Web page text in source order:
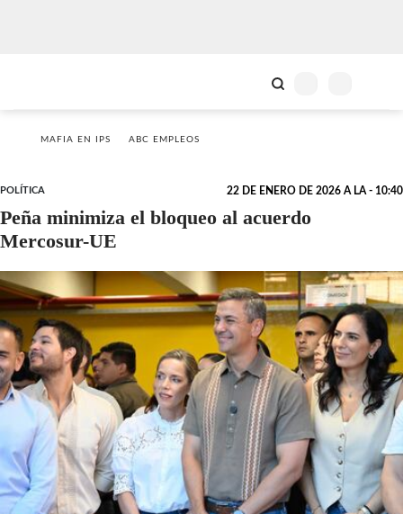
MAFIA EN IPS ABC EMPLEOS
POLÍTICA 22 DE ENERO DE 2026 A LA - 10:40
Peña minimiza el bloqueo al acuerdo
Mercosur-UE